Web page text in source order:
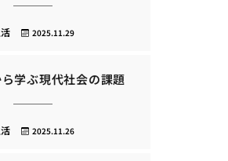
2025.11.29
学ぶ現代社会の課題
2025.11.26